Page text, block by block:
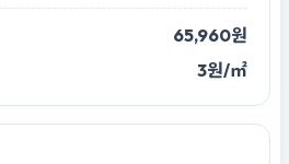
65,960원
3원/㎡